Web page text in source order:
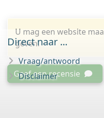
U mag een website
geven.
Geef een recensie
Direct naar ...
Vraag/antwoord
Disclaimer